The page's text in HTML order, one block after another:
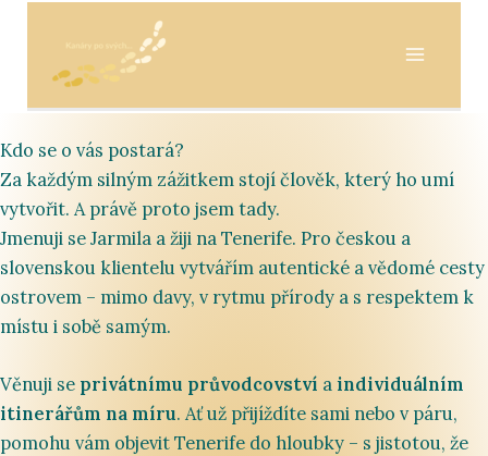
Kdo se o vás postará?
Za každým silným zážitkem stojí člověk, který ho umí
vytvořit. A právě proto jsem tady.
Jmenuji se Jarmila a žiji na Tenerife. Pro českou a
slovenskou klientelu vytvářím autentické a vědomé cesty
ostrovem – mimo davy, v rytmu přírody a s respektem k
místu i sobě samým.
Věnuji se privátnímu průvodcovství a individuálním
itinerářům na míru. Ať už přijíždíte sami nebo v páru,
pomohu vám objevit Tenerife do hloubky – s jistotou, že